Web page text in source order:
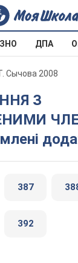
ЗНО ДПА
Сычова 2008
387
392